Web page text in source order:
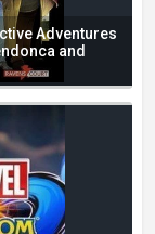
Adventures
and